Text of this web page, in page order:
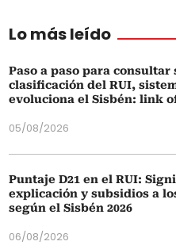
Lo más leído
Paso a paso para consultar
clasificación del RUI,
evoluciona el Sisbén: link
05/08/2026
Puntaje D21 en el RUI:
explicación y subsidios a
según el Sisbén 2026
06/08/2026